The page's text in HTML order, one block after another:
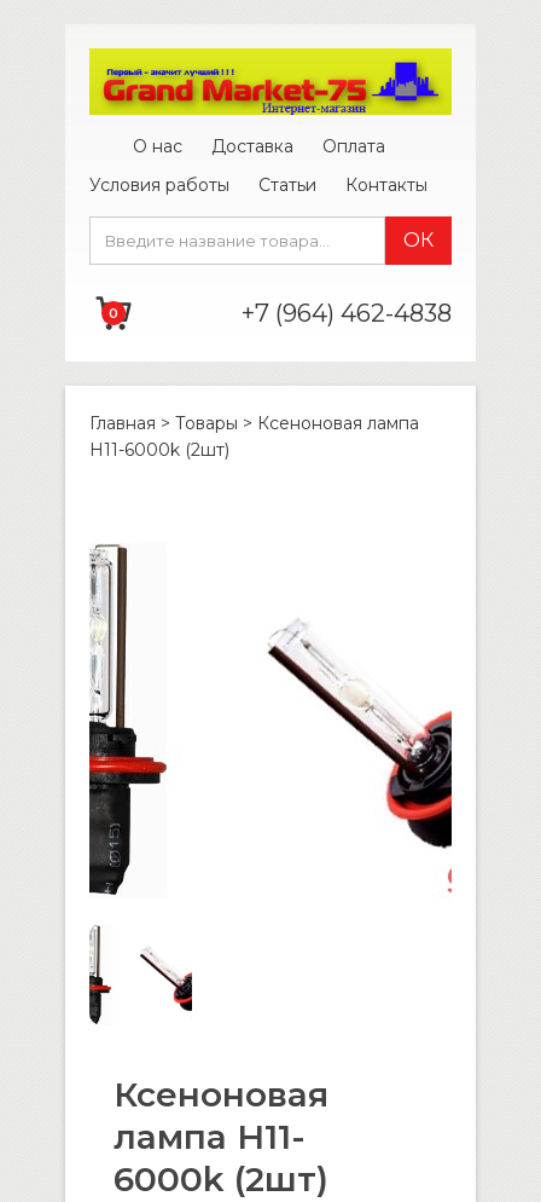
О нас Доставка
Оплата
Условия работы
Статьи Контакты
0 +7 (964) 462-4838
Главная > Товары > Ксеноновая лампа
H11-6000k (2шт)
Ксеноновая
лампа H11-
6000k (2шт)